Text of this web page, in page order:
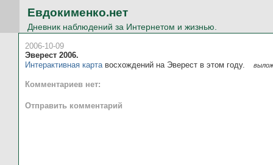
Евдокименко.нет
Дневник наблюдений за Интернетом и жизнью.
2006-10-09
Эверест 2006.
Интерактивная карта восхождений на Эверест в этом году.
Комментариев нет:
Отправить комментарий